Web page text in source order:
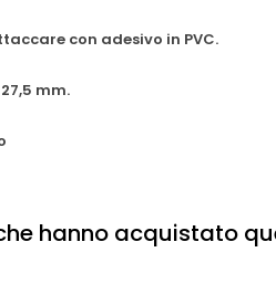
con adesivo in PVC.
mm.
hanno acquistato